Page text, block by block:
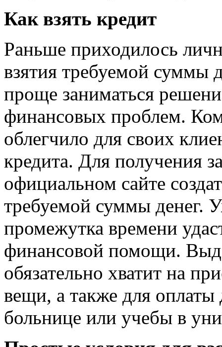
Как взять кредит
Раньше приходилось
взятия требуемой суммы
проще заниматься
финансовых проблем.
облегчило для своих
кредита. Для получения
официальном сайте
требуемой суммы денег.
промежутка времени
финансовой помощи.
обязательно хватит на
вещи, а также для
больнице или учебы в